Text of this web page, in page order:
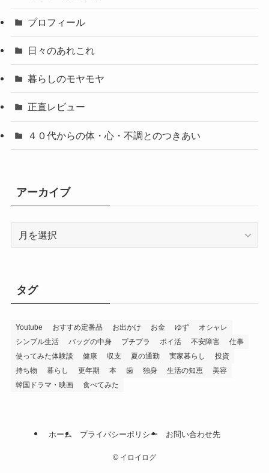
プロフィール
日々のあれこれ
暮らしのモヤモヤ
正直レビュー
４０代からの体・心・不調とのつきあい
アーカイブ
ブタグ
Youtube おすすめ定番品 お出かけ お金 ゆず
オシャレ
シンプル生活
バッグの中身 プチプラ ポイ活 不安障害
仕事
使ってみた体験談
健康 収支 夏の通勤 実家暮らし
投資
持ち物
暮らし 更年期 本 歯 独身 生活の知恵
美容
韓国ドラマ・映画
食べてみた
ホーム プライバシーポリシー お問い合わせ先
© イロイログ